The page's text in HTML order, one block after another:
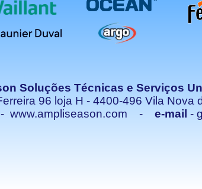
Soluções Técnicas e Serviços
96 loja H - 4400-496 Vila Nova
- www.ampliseason.com - e-mail -